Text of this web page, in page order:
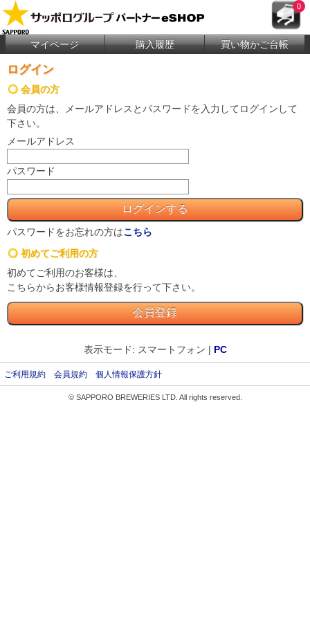
0
マイページ 購入履歴 買い物かご台帳
ログイン
会員の方
会員の方は、メールアドレスとパスワードを入力してログインして
下さい。
メールアドレス
パスワード
パスワードをお忘れの方はこちら
初めてご利用の方
初めてご利用のお客様は、
こちらからお客様情報登録を行って下さい。
表示モード: スマートフォン | PC
ご利用規約 会員規約 個人情報保護方針
© SAPPORO BREWERIES LTD. All rights reserved.